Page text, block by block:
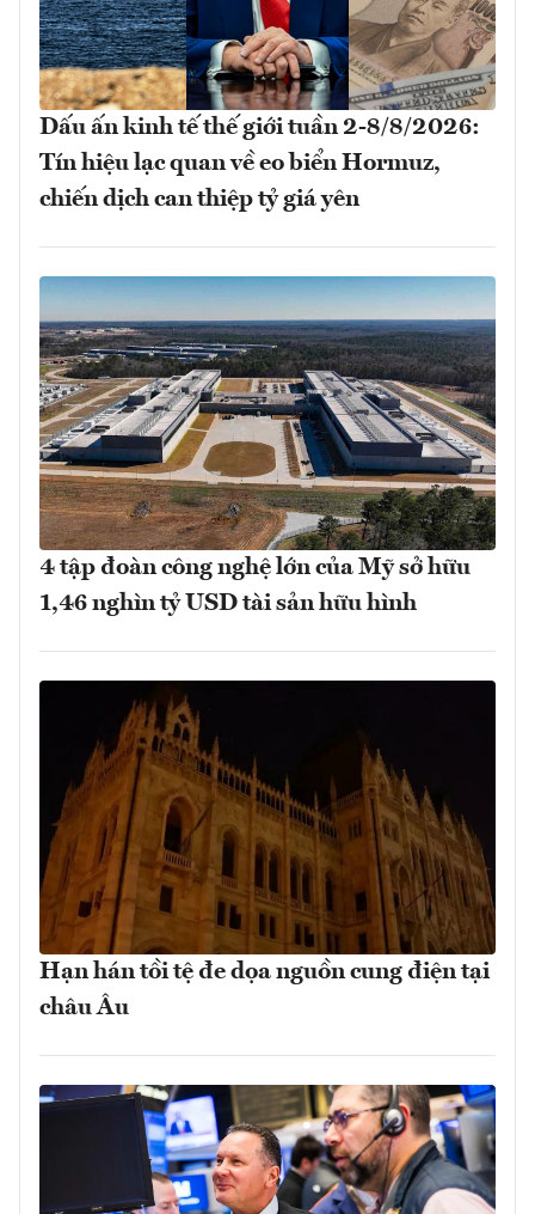
Dấu ấn kinh tế thế giới tuần 2-8/8/2026:
Tín hiệu lạc quan về eo biển Hormuz,
chiến dịch can thiệp tỷ giá yên
4 tập đoàn công nghệ lớn của Mỹ sở hữu
1,46 nghìn tỷ USD tài sản hữu hình
Hạn hán tồi tệ đe dọa nguồn cung điện tại
châu Âu